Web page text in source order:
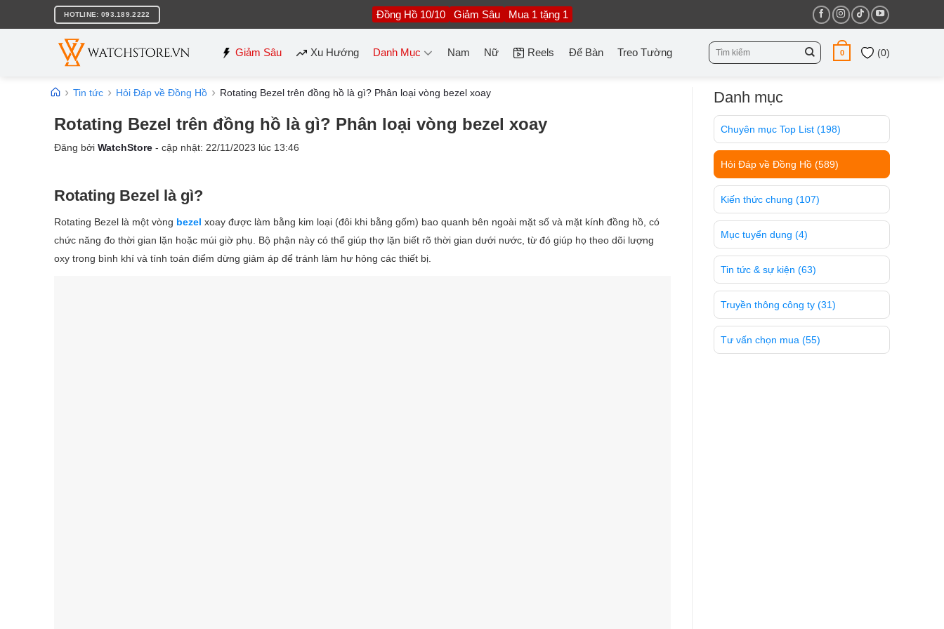
nội
HOTLINE: 093.189.2222 Đồng Hồ 10/10 Giảm Sâu Mua 1 tặng 1
Giảm Sâu Xu Hướng Danh Mục Nam Nữ Reels Để Bàn Treo Tường
Tìm
kiếm:
0 (0)
Tin tức Hỏi Đáp về Đồng Hồ Rotating Bezel trên đồng hồ là gì? Phân loại vòng bezel xoay
Rotating Bezel trên đồng hồ là gì? Phân loại vòng bezel xoay
Đăng bởi WatchStore - cập nhật: 22/11/2023 lúc 13:46
Rotating Bezel là gì?
Rotating Bezel là một vòng bezel xoay được làm bằng kim loại (đôi khi bằng gốm) bao quanh bên ngoài mặt số và mặt kính đồng hồ, có
chức năng đo thời gian lặn hoặc múi giờ phụ. Bộ phận này có thể giúp thợ lặn biết rõ thời gian dưới nước, từ đó giúp họ theo dõi lượng
oxy trong bình khí và tính toán điểm dừng giảm áp để tránh làm hư hỏng các thiết bị.
Danh mục
Chuyên mục Top List (198)
Hỏi Đáp về Đồng Hồ (589)
Kiến thức chung (107)
Mục tuyển dụng (4)
Tin tức & sự kiện (63)
Truyền thông công ty (31)
Tư vấn chọn mua (55)